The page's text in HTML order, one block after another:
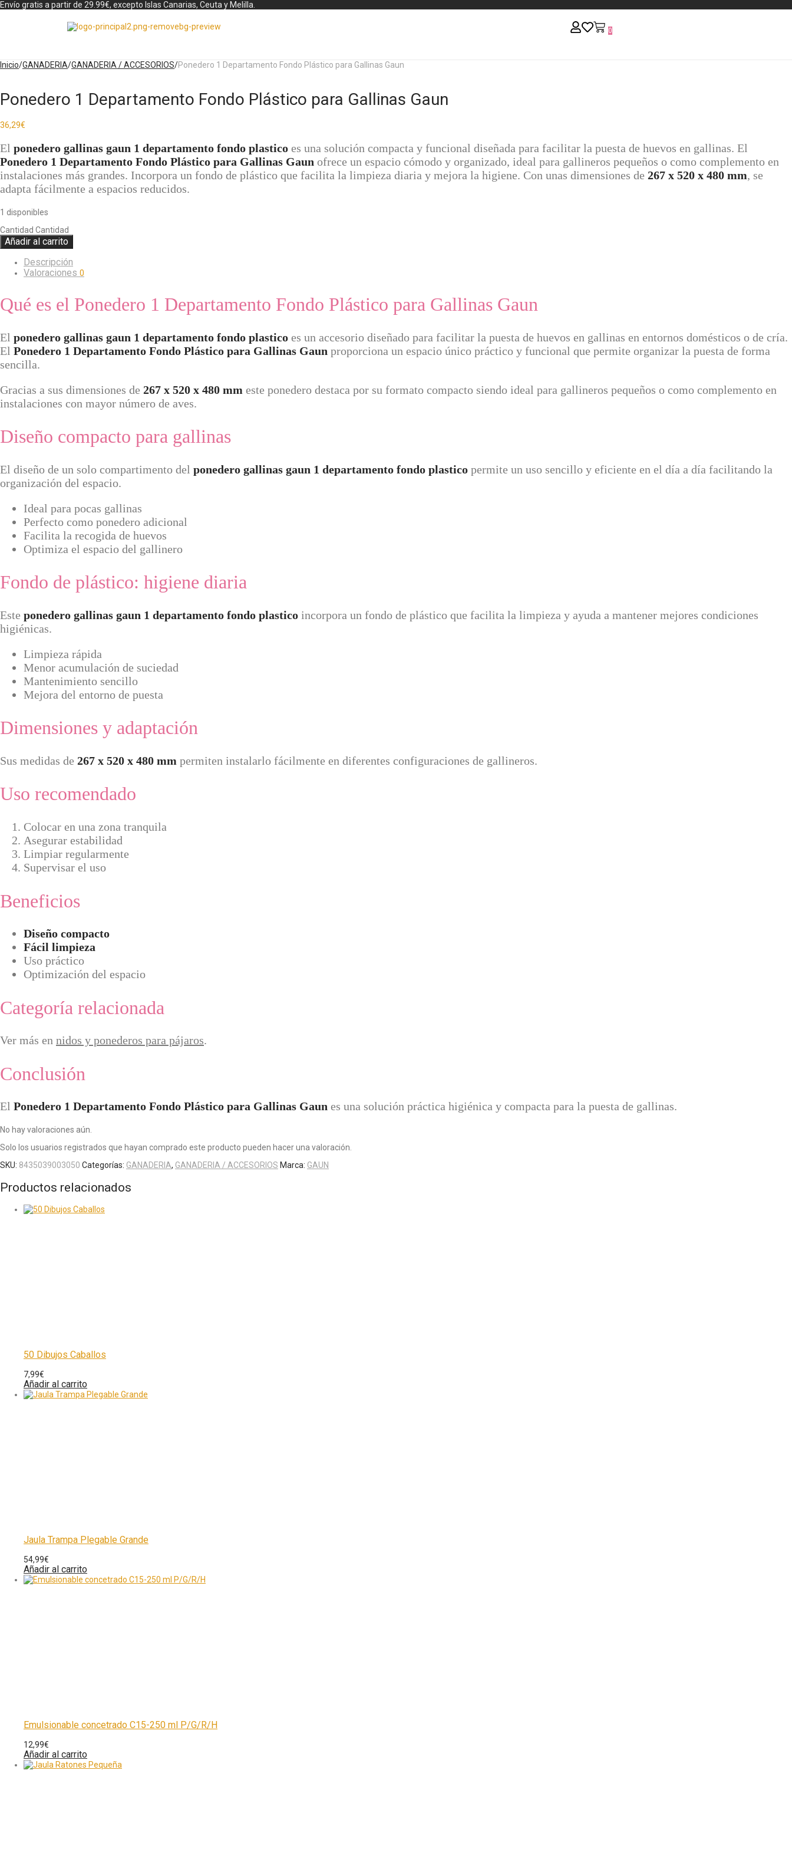
Envío gratis a partir de 29.99€, excepto Islas Canarias, Ceuta y Melilla.
0
Inicio/GANADERIA/GANADERIA / ACCESORIOS/Ponedero 1 Departamento Fondo Plástico para Gallinas Gaun
Ponedero 1 Departamento Fondo Plástico para Gallinas Gaun
36,29€
El ponedero gallinas gaun 1 departamento fondo plastico es una solución compacta y funcional diseñada para facilitar la puesta de huevos en gallinas. El
Ponedero 1 Departamento Fondo Plástico para Gallinas Gaun ofrece un espacio cómodo y organizado, ideal para gallineros pequeños o como complemento en
instalaciones más grandes. Incorpora un fondo de plástico que facilita la limpieza diaria y mejora la higiene. Con unas dimensiones de 267 x 520 x 480 mm, se
adapta fácilmente a espacios reducidos.
1 disponibles
Cantidad Cantidad
Añadir al carrito
Descripción
Valoraciones 0
Qué es el Ponedero 1 Departamento Fondo Plástico para Gallinas Gaun
El ponedero gallinas gaun 1 departamento fondo plastico es un accesorio diseñado para facilitar la puesta de huevos en gallinas en entornos domésticos o de cría.
El Ponedero 1 Departamento Fondo Plástico para Gallinas Gaun proporciona un espacio único práctico y funcional que permite organizar la puesta de forma
sencilla.
Gracias a sus dimensiones de 267 x 520 x 480 mm este ponedero destaca por su formato compacto siendo ideal para gallineros pequeños o como complemento en
instalaciones con mayor número de aves.
Diseño compacto para gallinas
El diseño de un solo compartimento del ponedero gallinas gaun 1 departamento fondo plastico permite un uso sencillo y eficiente en el día a día facilitando la
organización del espacio.
Ideal para pocas gallinas
Perfecto como ponedero adicional
Facilita la recogida de huevos
Optimiza el espacio del gallinero
Fondo de plástico: higiene diaria
Este ponedero gallinas gaun 1 departamento fondo plastico incorpora un fondo de plástico que facilita la limpieza y ayuda a mantener mejores condiciones
higiénicas.
Limpieza rápida
Menor acumulación de suciedad
Mantenimiento sencillo
Mejora del entorno de puesta
Dimensiones y adaptación
Sus medidas de 267 x 520 x 480 mm permiten instalarlo fácilmente en diferentes configuraciones de gallineros.
Uso recomendado
Colocar en una zona tranquila
Asegurar estabilidad
Limpiar regularmente
Supervisar el uso
Beneficios
Diseño compacto
Fácil limpieza
Uso práctico
Optimización del espacio
Categoría relacionada
Ver más en nidos y ponederos para pájaros.
Conclusión
El Ponedero 1 Departamento Fondo Plástico para Gallinas Gaun es una solución práctica higiénica y compacta para la puesta de gallinas.
No hay valoraciones aún.
Solo los usuarios registrados que hayan comprado este producto pueden hacer una valoración.
SKU: 8435039003050 Categorías: GANADERIA, GANADERIA / ACCESORIOS Marca: GAUN
Productos relacionados
50 Dibujos Caballos
7,99€
Añadir al carrito
Jaula Trampa Plegable Grande
54,99€
Añadir al carrito
Emulsionable concetrado C15-250 ml P/G/R/H
12,99€
Añadir al carrito